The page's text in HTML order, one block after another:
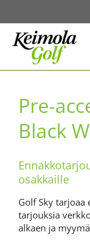
Pre-
Black
osakkaille
Golf Sky tarjoaa
tarjouksia
alkaen ja